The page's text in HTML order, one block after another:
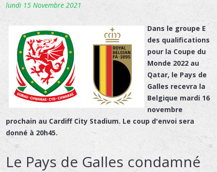
lundi 15 Novembre 2021
Dans le groupe E
des qualifications
pour la Coupe du
Monde 2022 au
Qatar, le Pays de
Galles recevra la
Belgique mardi 16
novembre
prochain au Cardiff City Stadium. Le coup d'envoi sera
donné à 20h45.
Le Pays de Galles condamné